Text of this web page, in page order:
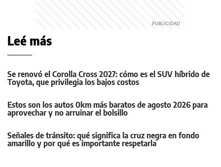
Leé más
Se renovó el Corolla Cross 2027: cómo es el SUV híbrido de
Toyota, que privilegia los bajos costos
Estos son los autos 0km más baratos de agosto 2026 para
aprovechar y no arruinar el bolsillo
Señales de tránsito: qué significa la cruz negra en fondo
amarillo y por qué es importante respetarla